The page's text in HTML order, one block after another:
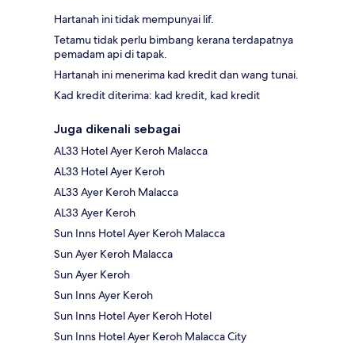
Hartanah ini tidak mempunyai lif.
Tetamu tidak perlu bimbang kerana terdapatnya
pemadam api di tapak.
Hartanah ini menerima kad kredit dan wang tunai.
Kad kredit diterima: kad kredit, kad kredit
Juga dikenali sebagai
AL33 Hotel Ayer Keroh Malacca
AL33 Hotel Ayer Keroh
AL33 Ayer Keroh Malacca
AL33 Ayer Keroh
Sun Inns Hotel Ayer Keroh Malacca
Sun Ayer Keroh Malacca
Sun Ayer Keroh
Sun Inns Ayer Keroh
Sun Inns Hotel Ayer Keroh Hotel
Sun Inns Hotel Ayer Keroh Malacca City